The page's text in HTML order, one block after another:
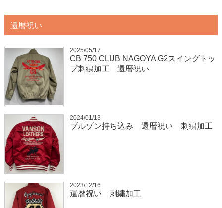
還暦祝い
2025/05/17
CB 750 CLUB NAGOYA G2スイングトッ
プ刺繍加工 還暦祝い
2024/01/13
ブルゾン持ち込み 還暦祝い 刺繍加工
2023/12/16
還暦祝い 刺繍加工